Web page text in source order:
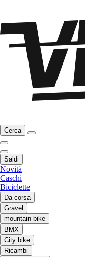
Cerca
Saldi
Novità
Caschi
Biciclette
Da corsa
Gravel
mountain bike
BMX
City bike
Ricambi